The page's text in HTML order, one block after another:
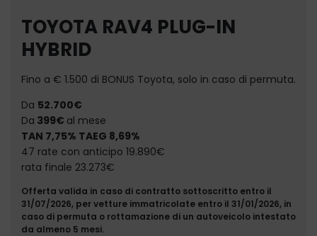
TOYOTA RAV4 PLUG-IN
HYBRID
Fino a € 1.500 di BONUS Toyota, solo in caso di permuta.
Da 52.700€
Da 399€ al mese
TAN 7,75% TAEG 8,69%
47 rate con anticipo 19.890€
rata finale 23.273€
Offerta valida in caso di contratto sottoscritto entro il
31/07/2026, per vetture immatricolate entro il 31/01/2026, in
caso di permuta o rottamazione di un autoveicolo intestato
da almeno 5 mesi.